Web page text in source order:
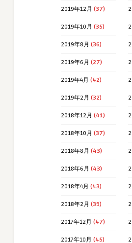
2019年12月 (37)
2019年10月 (35)
2019年8月 (36)
2019年6月 (27)
2019年4月 (42)
2019年2月 (32)
2018年12月 (41)
2018年10月 (37)
2018年8月 (43)
2018年6月 (43)
2018年4月 (43)
2018年2月 (39)
2017年12月 (47)
2017年10月 (45)